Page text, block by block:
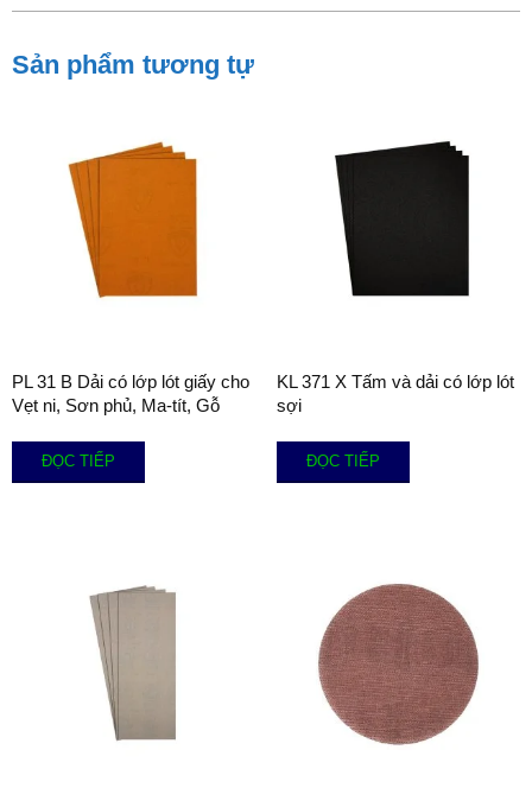
Sản phẩm tương tự
PL 31 B Dải có lớp lót giấy cho
Vẹt ni, Sơn phủ, Ma-tít, Gỗ
ĐỌC TIẾP
KL 371 X Tấm và dải có lớp lót
sợi
ĐỌC TIẾP